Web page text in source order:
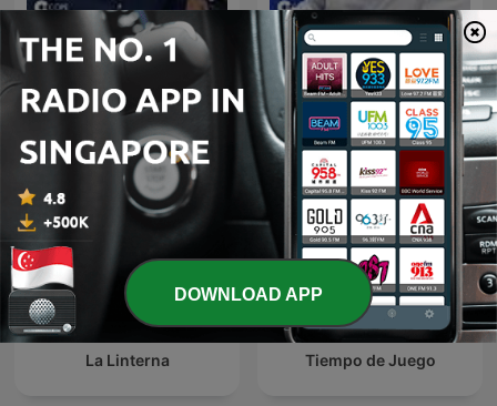
El Partidazo de COPE Herrera en COPE
La Linterna Tiempo de Juego
DOWNLOAD APP